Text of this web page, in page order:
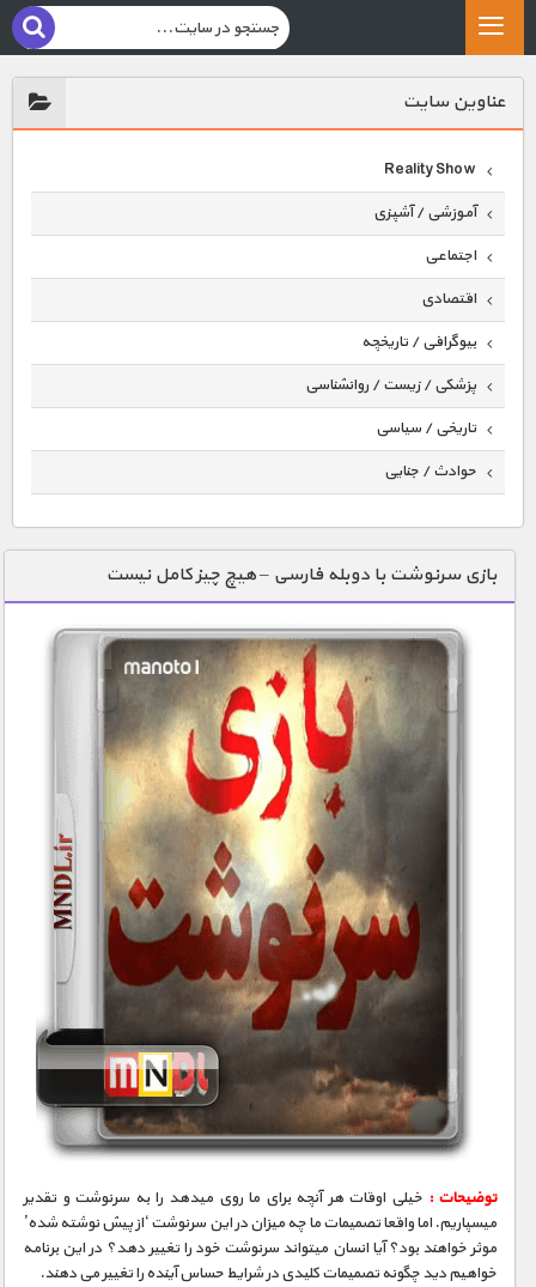
عناوين سايت
Reality Show
آموزشی / آشپزی
اجتماعی
اقتصادی
بیوگرافی / تاریخچه
پزشکی / زیست / روانشناسی
تاریخی / سیاسی
حوادث / جنایی
دنیای خوراکی ها
زمین شناسی / محیط زیست
سازه/ معماری/ مهندسی
سرگرمی
شناخت کودکان
طبیعت
کیهان / نجوم
گردشگری
مستند های اختصاصی
بازی سرنوشت با دوبله فارسی – هیچ چیز کامل نیست
توضیحات : خیلی اوقات هر آنچه برای ما روی میدهد را به سرنوشت و تقدیر
میسپاریم. اما واقعا تصمیمات ما چه میزان در این سرنوشت ‘از پیش نوشته شده’
موثر خواهند بود؟ آیا انسان میتواند سرنوشت خود را تغییر دهد؟ در این برنامه
خواهیم دید چگونه تصمیمات کلیدی در شرایط حساس آینده را تغییر می دهند.